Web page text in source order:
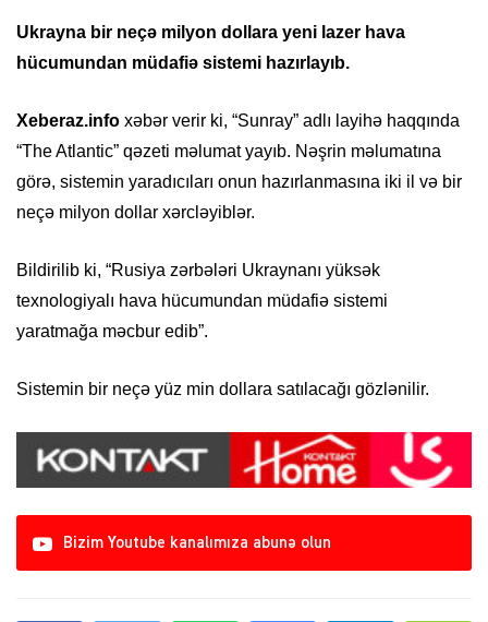
Ukrayna bir neçə milyon dollara yeni lazer hava
hücumundan müdafiə sistemi hazırlayıb.
Xeberaz.info xəbər verir ki, “Sunray” adlı layihə haqqında
“The Atlantic” qəzeti məlumat yayıb. Nəşrin məlumatına
görə, sistemin yaradıcıları onun hazırlanmasına iki il və bir
neçə milyon dollar xərcləyiblər.
Bildirilib ki, “Rusiya zərbələri Ukraynanı yüksək
texnologiyalı hava hücumundan müdafiə sistemi
yaratmağa məcbur edib”.
Sistemin bir neçə yüz min dollara satılacağı gözlənilir.
Bizim Youtube kanalımıza abunə olun